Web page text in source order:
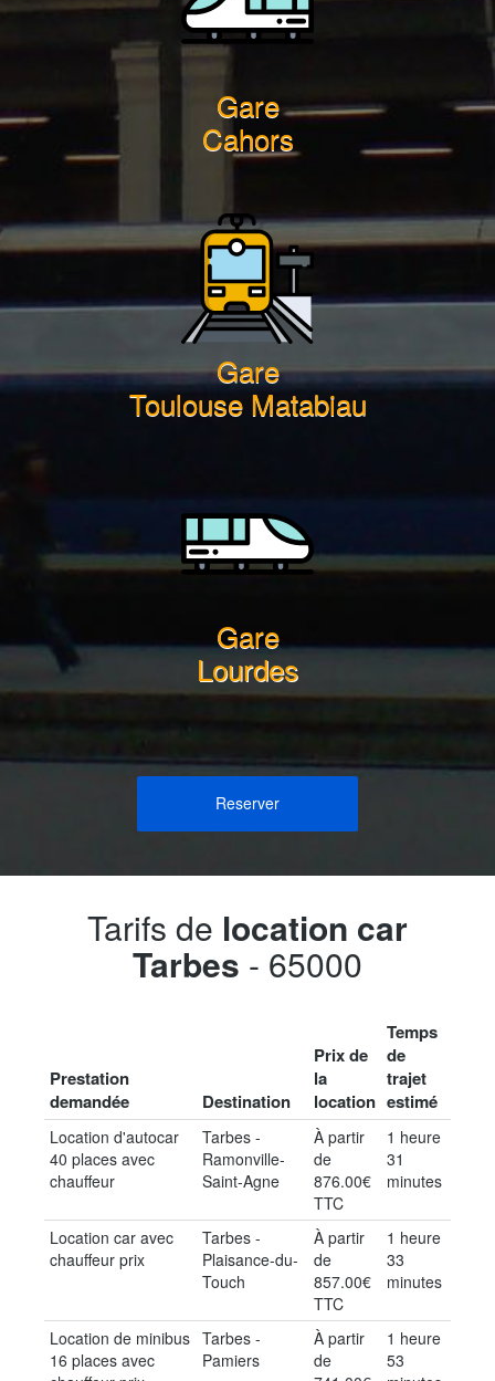
Gare
Cahors
Gare
Toulouse Matabiau
Gare
Lourdes
Reserver
Tarifs de location car
Tarbes - 65000
Prestation
demandée
Destination
Prix de
la
location
Temps
de
trajet
estimé
Location d'autocar
40 places avec
chauffeur
Tarbes -
Ramonville-
Saint-Agne
À partir
de
876.00€
TTC
1 heure
31
minutes
Location car avec
chauffeur prix
Tarbes -
Plaisance-du-
Touch
À partir
de
857.00€
TTC
1 heure
33
minutes
Location de minibus
16 places avec
Tarbes -
Pamiers
À partir
de
1 heure
53